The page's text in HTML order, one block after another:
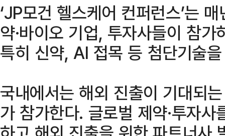
‘JP모건 헬스케어 컨퍼런스’는
약·바이오 기업, 투자사들이 참
특히 신약, AI 접목 등 첨단기술
국내에서는 해외 진출이 기대되
가 참가한다. 글로벌 제약·투자